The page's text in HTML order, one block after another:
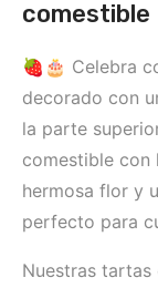
comestible
🍓🎂 Celebra
decorado con
la parte
comestible con
hermosa flor y
perfecto para
Nuestras tartas